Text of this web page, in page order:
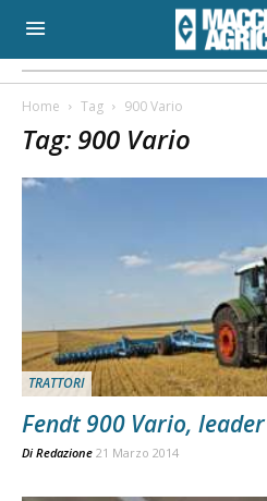
Home Tag 900 Vario
Tag: 900 Vario
TRATTORI
Fendt 900 Vario,
Di Redazione 21 Marzo 2014